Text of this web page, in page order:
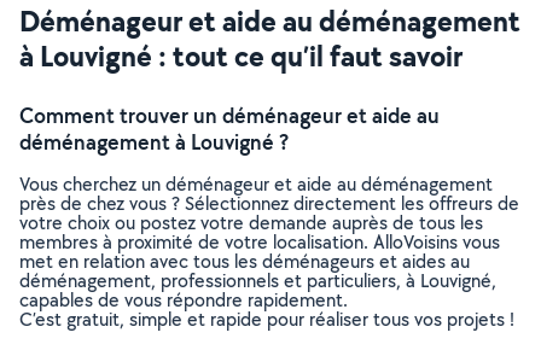
Déménageur et aide au déménagement
à Louvigné : tout ce qu’il faut savoir
Comment trouver un déménageur et aide au
déménagement à Louvigné ?
Vous cherchez un déménageur et aide au déménagement
près de chez vous ? Sélectionnez directement les offreurs de
votre choix ou postez votre demande auprès de tous les
membres à proximité de votre localisation. AlloVoisins vous
met en relation avec tous les déménageurs et aides au
déménagement, professionnels et particuliers, à Louvigné,
capables de vous répondre rapidement.
C’est gratuit, simple et rapide pour réaliser tous vos projets !